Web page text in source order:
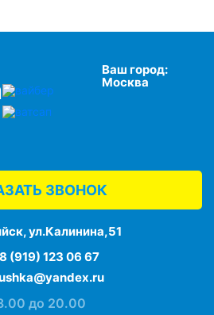
Ваш город:
Москва
ЗВОНОК
ул.Калинина,51
8 (919) 123 06 67
до 20.00